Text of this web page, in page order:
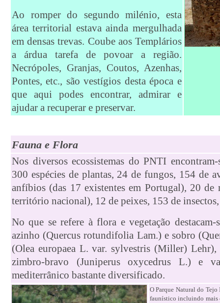
Ao romper do segundo milénio, esta
área territorial estava ainda mergulhada
em densas trevas. Coube aos Templários
a árdua tarefa de povoar a região.
Necrópoles, Granjas, Coutos, Azenhas,
Pontes, etc., são vestígios desta época e
que aqui podes encontrar, admirar e
ajudar a recuperar e preservar.
Fauna e Flora
Nos diversos ecossistemas do PNTI
300 espécies de plantas, 24 de fungos, 154 de
anfíbios (das 17 existentes em Portugal), 20 de
território nacional), 12 de peixes, 153 de
No que se refere à flora e vegetação destacam-
azinho (Quercus rotundifolia Lam.) e sobro
(Olea europaea L. var. sylvestris (Miller) Lehr),
zimbro-bravo (Juniperus oxycedrus L.) e
mediterrânico bastante diversificado.
O Parque Natural do
faunístico incluindo mais